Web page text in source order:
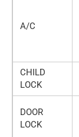
A/C
CHILD
LOCK
DOOR
LOCK